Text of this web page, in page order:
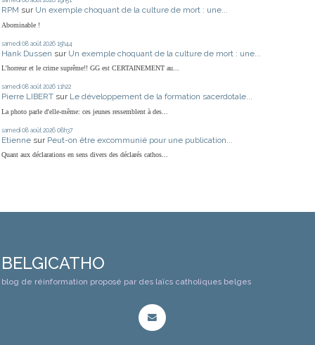
RPM sur Un exemple choquant de la culture de mort : une...
Abominable !
samedi 08 août 2026 15h44
Hank Dussen sur Un exemple choquant de la culture de mort : une...
L'horreur et le crime suprême!! GG est CERTAINEMENT au...
samedi 08 août 2026 11h22
Pierre LIBERT sur Le développement de la formation sacerdotale...
La photo parle d'elle-même: ces jeunes ressemblent à des...
samedi 08 août 2026 08h37
Etienne sur Peut-on être excommunié pour une publication...
Quant aux déclarations en sens divers des déclarés cathos...
BELGICATHO
blog de réinformation proposé par des laïcs catholiques belges